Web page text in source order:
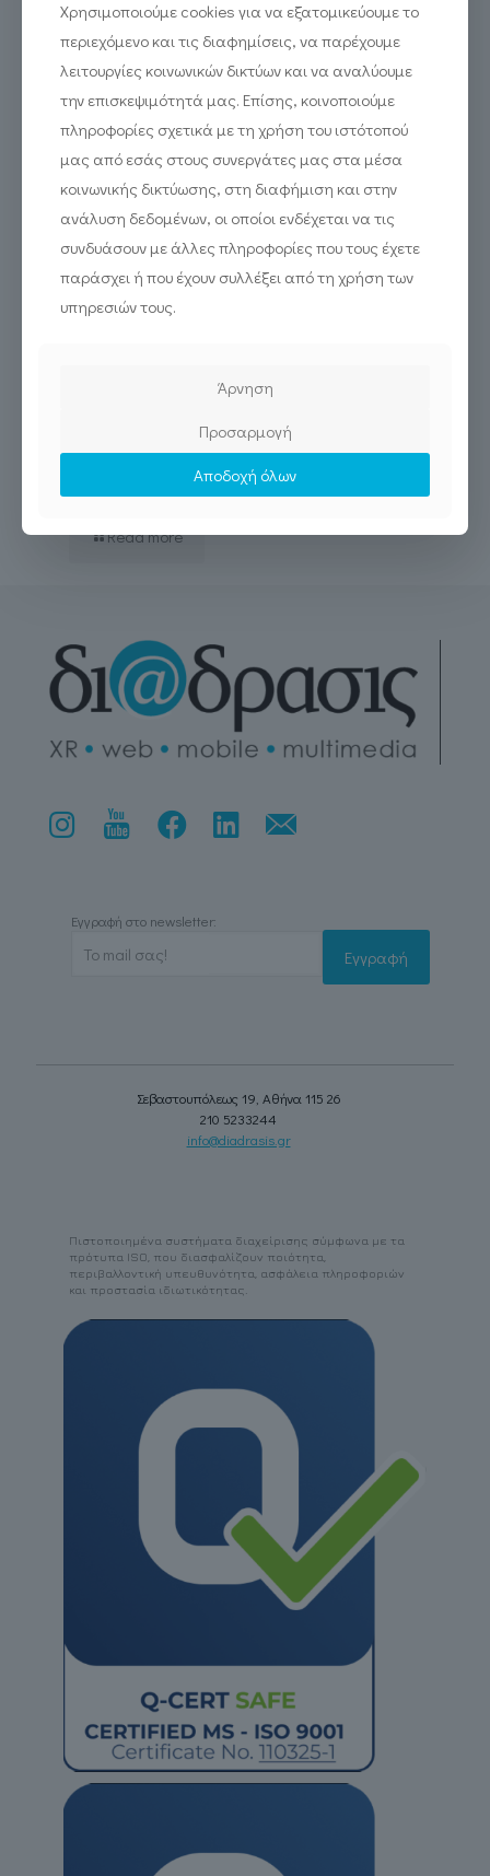
Read more
Εγγραφή στο newsletter:
Σεβαστουπόλεως 19, Αθήνα 115 26
210 5233244
info@diadrasis.gr
Πιστοποιημένα συστήματα διαχείρισης σύμφωνα με τα
πρότυπα ISO, που διασφαλίζουν ποιότητα,
περιβαλλοντική υπευθυνότητα, ασφάλεια πληροφοριών
και προστασία ιδιωτικότητας.
Χρησιμοποιούμε cookies για να εξατομικεύουμε το
περιεχόμενο και τις διαφημίσεις, να παρέχουμε
λειτουργίες κοινωνικών δικτύων και να αναλύουμε
την επισκεψιμότητά μας. Επίσης, κοινοποιούμε
πληροφορίες σχετικά με τη χρήση του ιστότοπού
μας από εσάς στους συνεργάτες μας στα μέσα
κοινωνικής δικτύωσης, στη διαφήμιση και στην
ανάλυση δεδομένων, οι οποίοι ενδέχεται να τις
συνδυάσουν με άλλες πληροφορίες που τους έχετε
παράσχει ή που έχουν συλλέξει από τη χρήση των
υπηρεσιών τους.
Άρνηση
Προσαρμογή
Αποδοχή όλων